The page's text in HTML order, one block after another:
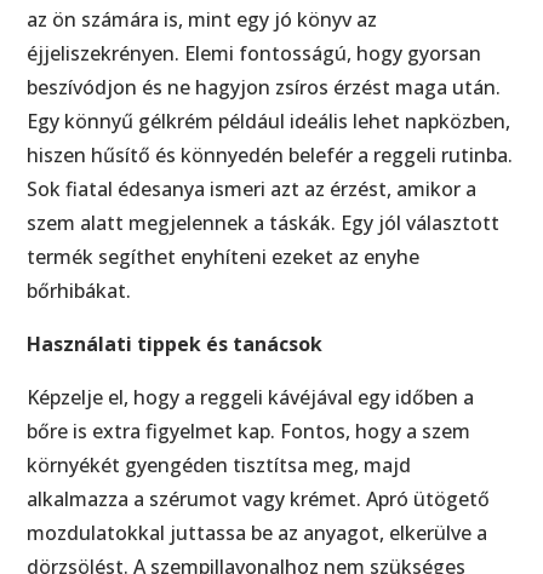
az ön számára is, mint egy jó könyv az
éjjeliszekrényen. Elemi fontosságú, hogy gyorsan
beszívódjon és ne hagyjon zsíros érzést maga után.
Egy könnyű gélkrém például ideális lehet napközben,
hiszen hűsítő és könnyedén belefér a reggeli rutinba.
Sok fiatal édesanya ismeri azt az érzést, amikor a
szem alatt megjelennek a táskák. Egy jól választott
termék segíthet enyhíteni ezeket az enyhe
bőrhibákat.
Használati tippek és tanácsok
Képzelje el, hogy a reggeli kávéjával egy időben a
bőre is extra figyelmet kap. Fontos, hogy a szem
környékét gyengéden tisztítsa meg, majd
alkalmazza a szérumot vagy krémet. Apró ütögető
mozdulatokkal juttassa be az anyagot, elkerülve a
dörzsölést. A szempillavonalhoz nem szükséges